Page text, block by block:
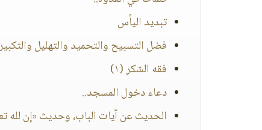
تبديد اليأس
فضل التسبيح والتحميد والتهليل
فقه الشكر (١)
دعاء دخول المسجد..
الحديث عن آيات الباب، وحديث «إن لله